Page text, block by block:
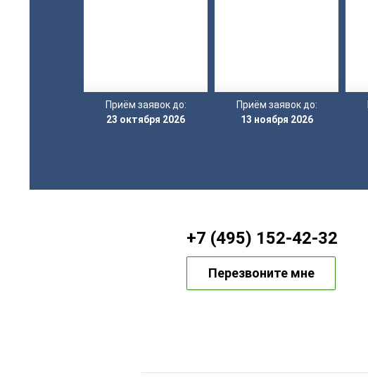
Приём заявок до:
23 октября 2026
Приём заявок до:
13 ноября 2026
+7 (495) 152-42-32
Перезвоните мне